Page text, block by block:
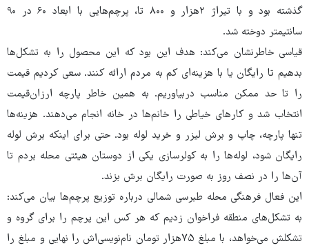
گذشته بود و با تیراژ ۲هزار و ۸۰۰ تا، پرچم‌هایی با ابعاد ۶۰ در ۹۰
سانتیمتر دوخته شد.
قیاسی خاطرنشان می‌کند: هدف این بود که این محصول را به تشکل‌ها
بدهیم تا رایگان یا با هزینه‌ای کم به مردم ارائه کنند. سعی کردیم قیمت
را تا حد ممکن مناسب دربیاوریم. به همین خاطر پارچه ارزان‌قیمت
انتخاب شد و کارهای خیاطی را خانم‌ها در خانه انجام می‌دهند. هزینه‌ها
تنها پارچه، چاپ و برش لیزر و خرید لوله بود. حتی برای اینکه برش لوله
رایگان شود، لوله‌ها را به کولرسازی یکی از دوستان هیئتی ‌محله‌ بردم تا
آن‌ها را در نصف روز به صورت رایگان برش بزند.
این فعال فرهنگی محله طبرسی شمالی درباره توزیع پرچم‌ها بیان می‌کند:
به تشکل‌های منطقه فراخوان زدیم که هر کس این پرچم را برای گروه و
تشکلش می‌خواهد، با مبلغ ۷۵هزار تومان نام‌نویسی‌اش را نهایی و مبلغ را